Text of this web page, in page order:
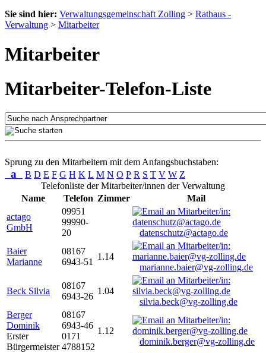
Sie sind hier: Verwaltungsgemeinschaft Zolling > Rathaus -
Verwaltung > Mitarbeiter
Mitarbeiter
Mitarbeiter-Telefon-Liste
Sprung zu den Mitarbeitern mit dem Anfangsbuchstaben:
a B D E F G H K L M N O P R S T V W Z
Telefonliste der Mitarbeiter/innen der Verwaltung
Name
Telefon Zimmer
Mail
actago
GmbH
09951
99990-
20
datenschutz@actago.de
Baier
Marianne
08167
6943-51
1.14
marianne.baier@vg-zolling.de
Beck Silvia
08167
6943-26
1.04
silvia.beck@vg-zolling.de
Berger
Dominik
Erster
Bürgermeister
08167
6943-46
0171
4788152
1.12
dominik.berger@vg-zolling.de